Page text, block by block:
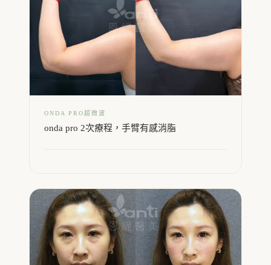
ONDA PRO超微波
onda pro 2次療程，手臂有感消脂